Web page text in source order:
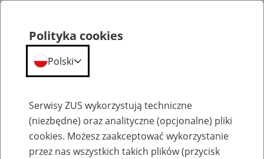
Przepraszamy,
podana strona nie została znaleziona.
Polityka cookies
Polski
Serwisy ZUS wykorzystują techniczne
(niezbędne) oraz analityczne (opcjonalne) pliki
cookies. Możesz zaakceptować wykorzystanie
przez nas wszystkich takich plików (przycisk